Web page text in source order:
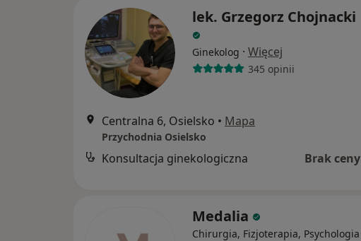
lek. Grzegorz Chojnacki
Ginekolog · Więcej
345 opinii
Centralna 6, Osielsko • Mapa
Przychodnia Osielsko
Konsultacja ginekologiczna Brak ceny
Medalia
Chirurgia, Fizjoterapia, Psychologia